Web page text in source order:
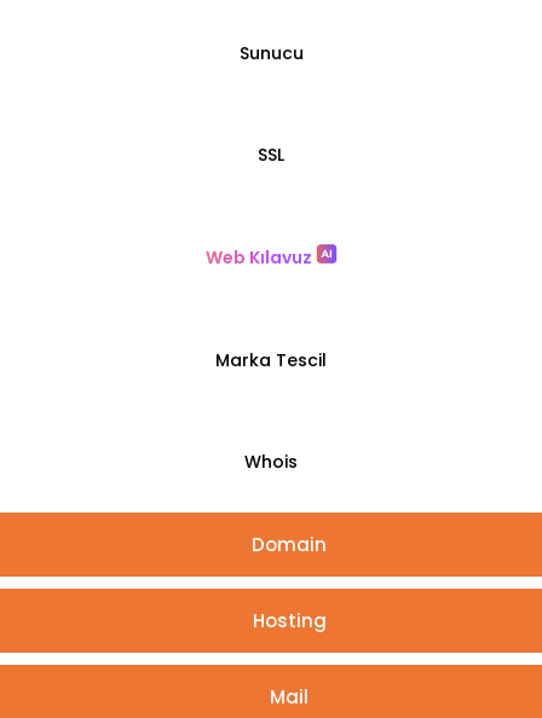
Sunucu
SSL
Web Kılavuz
Marka Tescil
Whois
Domain
Hosting
Mail